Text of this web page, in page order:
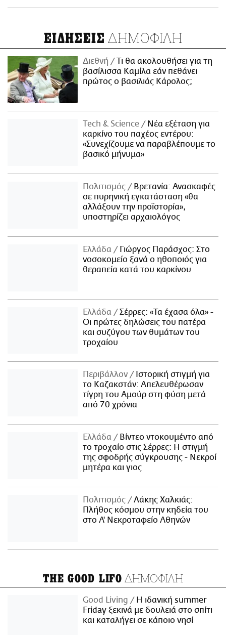
ΕΙΔΗΣΕΙΣ ΔΗΜΟΦΙΛΗ
Διεθνή
Τι θα ακολουθήσει για τη
βασίλισσα Καμίλα εάν πεθάνει
πρώτος ο βασιλιάς Κάρολος;
Τech & Science
Νέα εξέταση για
καρκίνο του παχέος εντέρου:
«Συνεχίζουμε να παραβλέπουμε το
βασικό μήνυμα»
Πολιτισμός
Βρετανία: Ανασκαφές
σε πυρηνική εγκατάσταση «θα
αλλάξουν την προϊστορία»,
υποστηρίζει αρχαιολόγος
Ελλάδα
Γιώργος Παράσχος: Στο
νοσοκομείο ξανά ο ηθοποιός για
θεραπεία κατά του καρκίνου
Ελλάδα
Σέρρες: «Τα έχασα όλα» -
Οι πρώτες δηλώσεις του πατέρα
και συζύγου των θυμάτων του
τροχαίου
Περιβάλλον
Ιστορική στιγμή για
το Καζακστάν: Απελευθέρωσαν
τίγρη του Αμούρ στη φύση μετά
από 70 χρόνια
Ελλάδα
Βίντεο ντοκουμέντο από
το τροχαίο στις Σέρρες: Η στιγμή
της σφοδρής σύγκρουσης - Νεκροί
μητέρα και γιος
Πολιτισμός
Λάκης Χαλκιάς:
Πλήθος κόσμου στην κηδεία του
στο Α' Νεκροταφείο Αθηνών
THE GOOD LIFO ΔΗΜΟΦΙΛΗ
Good Living
Η ιδανική summer
Friday ξεκινά με δουλειά στο σπίτι
και καταλήγει σε κάποιο νησί